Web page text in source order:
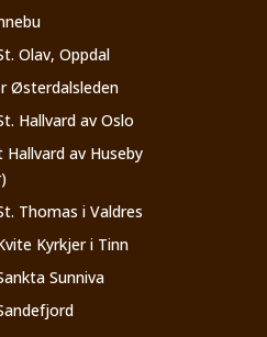
Olav, Oppdal
Østerdalsleden
Hallvard av Oslo
av Huseby
Thomas i Valdres
Kyrkjer i Tinn
Sunniva